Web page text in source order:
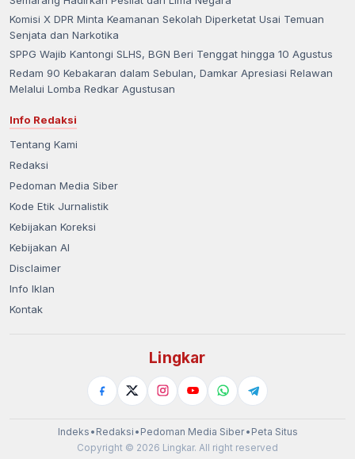
Komisi X DPR Minta Keamanan Sekolah Diperketat Usai Temuan
Senjata dan Narkotika
SPPG Wajib Kantongi SLHS, BGN Beri Tenggat hingga 10 Agustus
Redam 90 Kebakaran dalam Sebulan, Damkar Apresiasi Relawan
Melalui Lomba Redkar Agustusan
Info Redaksi
Tentang Kami
Redaksi
Pedoman Media Siber
Kode Etik Jurnalistik
Kebijakan Koreksi
Kebijakan AI
Disclaimer
Info Iklan
Kontak
Lingkar
Indeks • Redaksi • Pedoman Media Siber• Peta Situs
Copyright © 2026 Lingkar. All right reserved